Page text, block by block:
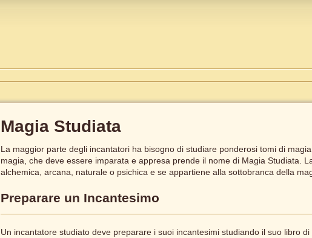
Magia Studiata
La maggior parte degli incantatori ha bisogno di studiare ponderosi tomi di
magia, che deve essere imparata e appresa prende il nome di Magia Studiata.
alchemica, arcana, naturale o psichica e se appartiene alla sottobranca della
Preparare un Incantesimo
Un incantatore studiato deve preparare i suoi incantesimi studiando il suo libro